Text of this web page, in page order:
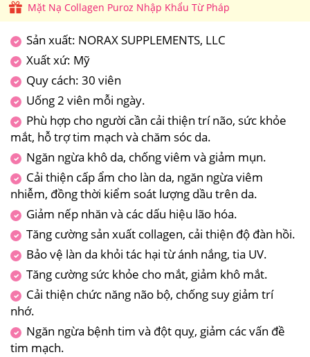
Mặt Nạ Collagen Puroz Nhập Khẩu Từ Pháp
Sản xuất: NORAX SUPPLEMENTS, LLC
Xuất xứ: Mỹ
Quy cách: 30 viên
Uống 2 viên mỗi ngày.
Phù hợp cho người cần cải thiện trí não, sức khỏe
mắt, hỗ trợ tim mạch và chăm sóc da.
Ngăn ngừa khô da, chống viêm và giảm mụn.
Cải thiện cấp ẩm cho làn da, ngăn ngừa viêm
nhiễm, đồng thời kiểm soát lượng dầu trên da.
Giảm nếp nhăn và các dấu hiệu lão hóa.
Tăng cường sản xuất collagen, cải thiện độ đàn hồi.
Bảo vệ làn da khỏi tác hại từ ánh nắng, tia UV.
Tăng cường sức khỏe cho mắt, giảm khô mắt.
Cải thiện chức năng não bộ, chống suy giảm trí
nhớ.
Ngăn ngừa bệnh tim và đột quỵ, giảm các vấn đề
tim mạch.